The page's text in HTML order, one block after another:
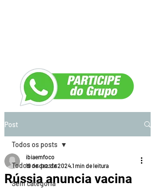
Post
Todos os posts
Sem categoria
Todos os posts
Rússia anuncia vacina
ibiaemfoco
19 de dez. de 20241 min de leitura